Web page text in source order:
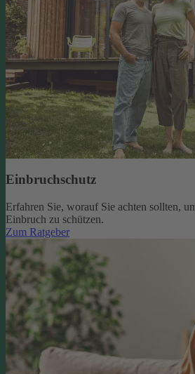
Einbruchschutz
Erfahren Sie, worauf Sie achten sollten,
Einbruch zu schützen.
Zum Ratgeber